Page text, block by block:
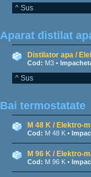
^ Sus
Aparat distilat
Distilator apa /
Cod: M3 •
^ Sus
Bai termostatate
M 48 K / Elektro-
Cod: M 48 K •
M 96 K / Elektro-
Cod: M 96 K •